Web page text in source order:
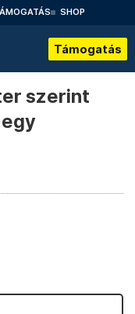
SHOP
Támogatás
szerint